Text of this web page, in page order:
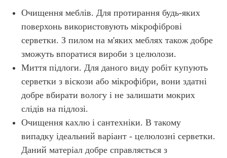
Очищення меблів. Для протирання будь-яких
поверхонь використовують мікрофіброві
серветки. З пилом на м'яких меблях також добре
зможуть впоратися вироби з целюлози.
Миття підлоги. Для даного виду робіт купують
серветки з віскози або мікрофібри, вони здатні
добре вбирати вологу і не залишати мокрих
слідів на підлозі.
Очищення кахлю і сантехніки. В такому
випадку ідеальний варіант - целюлозні серветки.
Даний матеріал добре справляється з